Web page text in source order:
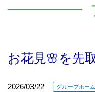
お花見🌸を先
2026/03/22 グループホーム